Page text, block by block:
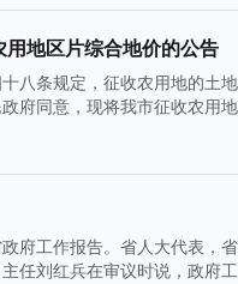
地区片综合地价的公告
八条规定，征收农用地的土
府同意，现将我市征收农用
府工作报告。省人大代表，
任刘红兵在审议时说，政府